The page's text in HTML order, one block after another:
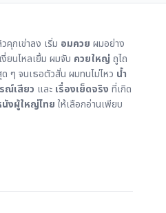
กเข่าลง เริ่ม อมควย ผมอย่าง
ยนไหลเยิ้ม ผมจับ ควยใหญ่ ถูไถ
ๆ จนเธอตัวสั่น ผมทนไม่ไหว น้ำ
ณ์เสียว และ เรื่องเย็ดจริง ที่เกิด
งผู้ใหญ่ไทย ให้เลือกอ่านเพียบ